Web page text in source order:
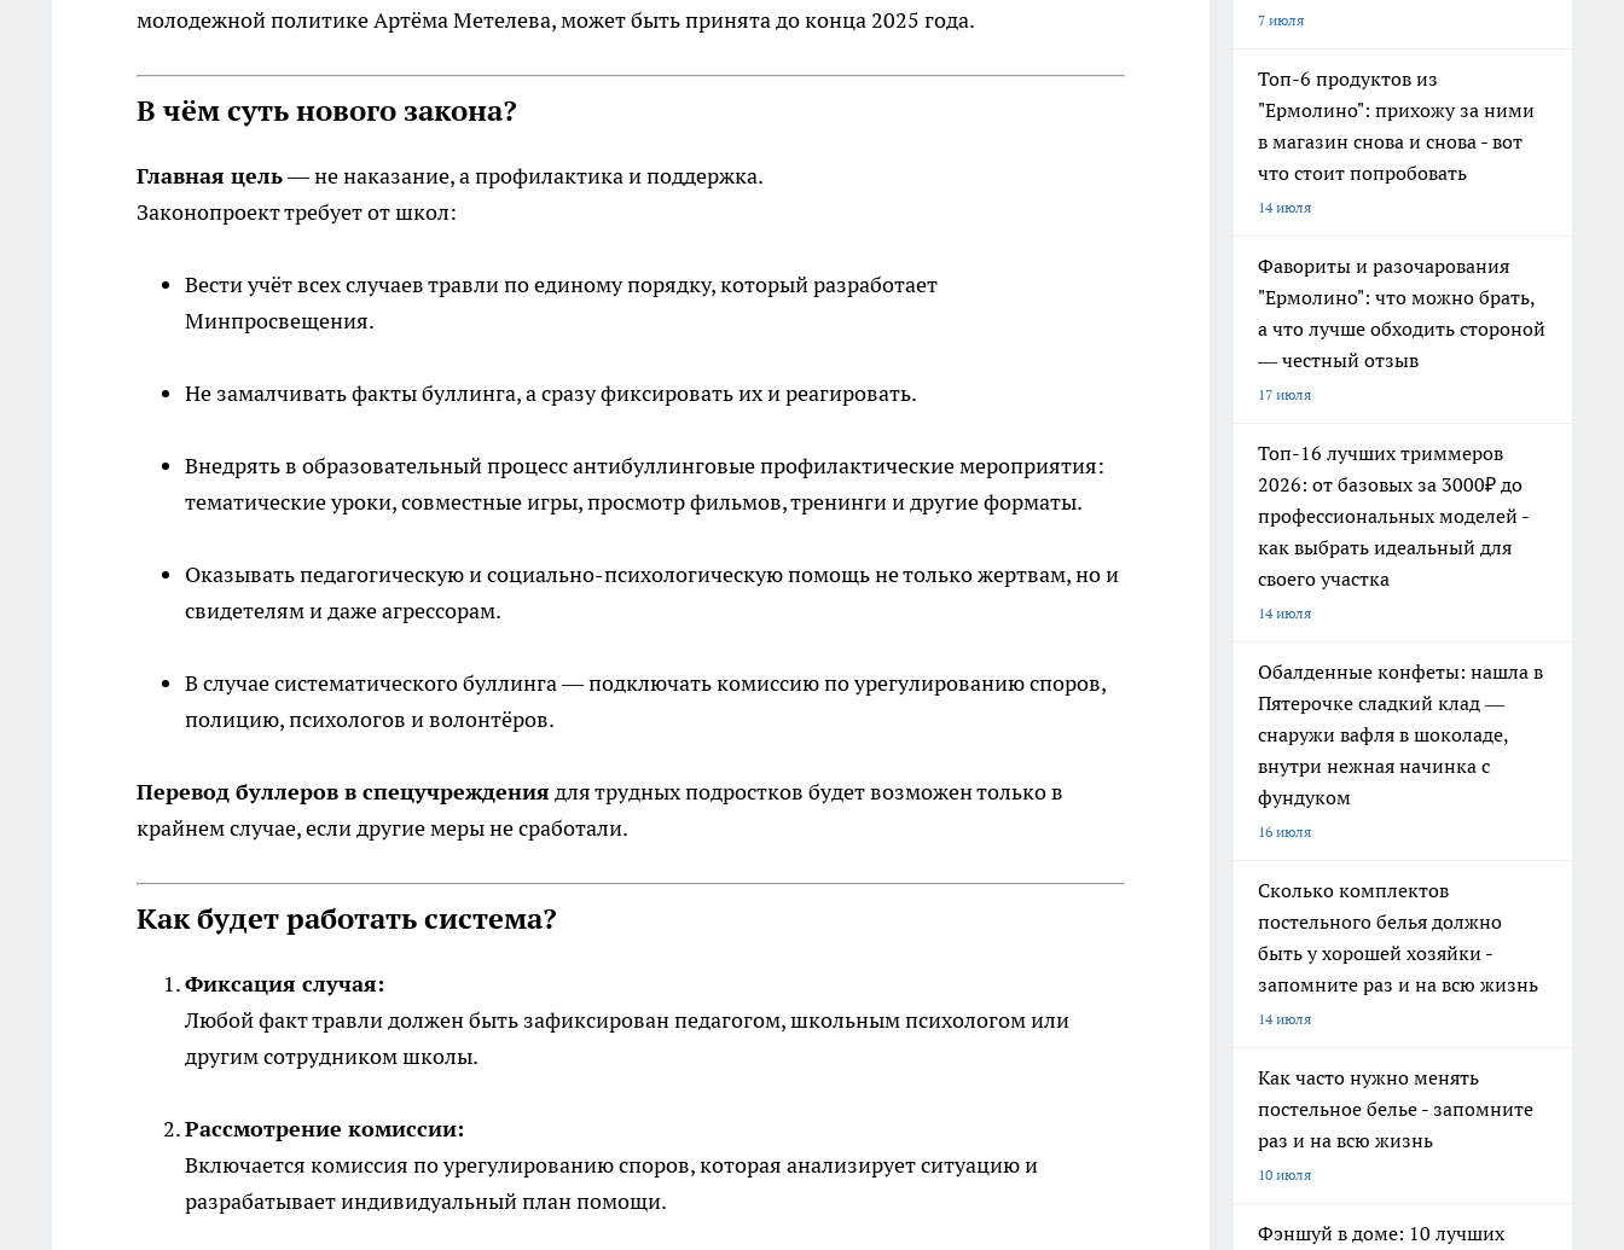
молодежной политике Артёма Метелева, может быть принята до конца 2025 года.
В чём суть нового закона?
Главная цель— не наказание, а профилактика и поддержка.
Законопроект требует от школ:
Вести учёт всех случаев травли по единому порядку, который разработает
Минпросвещения.
Не замалчивать факты буллинга, а сразу фиксировать их и реагировать.
Внедрять в образовательный процесс антибуллинговые профилактические мероприятия:
тематические уроки, совместные игры, просмотр фильмов, тренинги и другие форматы.
Оказывать педагогическую и социально-психологическую помощь не только жертвам, но и
свидетелям и даже агрессорам.
В случае систематического буллинга — подключать комиссию по урегулированию споров,
полицию, психологов и волонтёров.
Перевод буллеров в спецучреждения для трудных подростков будет возможен только в
крайнем случае, если другие меры не сработали.
Как будет работать система?
Фиксация случая:
Любой факт травли должен быть зафиксирован педагогом, школьным психологом или
другим сотрудником школы.
Рассмотрение комиссии:
Включается комиссия по урегулированию споров, которая анализирует ситуацию и
разрабатывает индивидуальный план помощи.
7 июля
Топ-6 продуктов из
"Ермолино": прихожу за ними
в магазин снова и снова - вот
что стоит попробовать
14 июля
Фавориты и разочарования
"Ермолино": что можно брать,
а что лучше обходить стороной
— честный отзыв
17 июля
Топ-16 лучших триммеров
2026: от базовых за 3000₽ до
профессиональных моделей -
как выбрать идеальный для
своего участка
14 июля
Обалденные конфеты: нашла в
Пятерочке сладкий клад —
снаружи вафля в шоколаде,
внутри нежная начинка с
фундуком
16 июля
Сколько комплектов
постельного белья должно
быть у хорошей хозяйки -
запомните раз и на всю жизнь
14 июля
Как часто нужно менять
постельное белье - запомните
раз и на всю жизнь
10 июля
Фэншуй в доме: 10 лучших